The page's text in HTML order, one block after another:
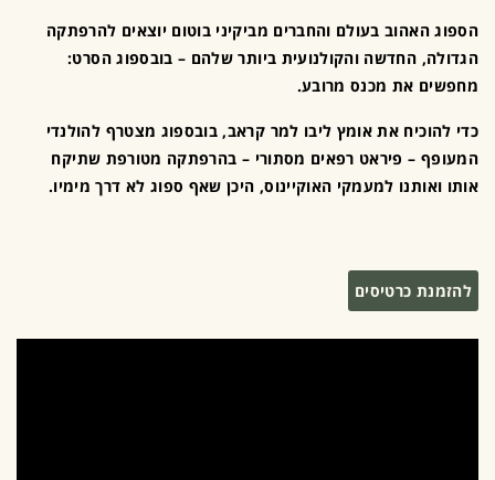
הספוג האהוב בעולם והחברים מביקיני בוטום יוצאים להרפתקה
הגדולה, החדשה והקולנועית ביותר שלהם – בובספוג הסרט:
מחפשים את מכנס מרובע.
כדי להוכיח את אומץ ליבו למר קראב, בובספוג מצטרף להולנדי
המעופף – פיראט רפאים מסתורי – בהרפתקה מטורפת שתיקח
אותו ואותנו למעמקי האוקיינוס, היכן שאף ספוג לא דרך מימיו.
להזמנת כרטיסים